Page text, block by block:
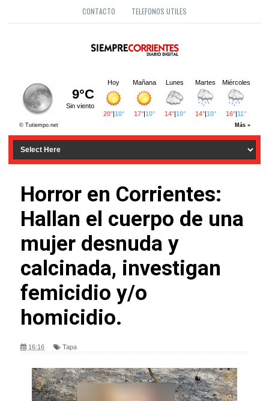
CONTACTO TELEFONOS UTILES
Horror en Corrientes:
Hallan el cuerpo de una
mujer desnuda y
calcinada, investigan
femicidio y/o
homicidio.
16:16 Tapa